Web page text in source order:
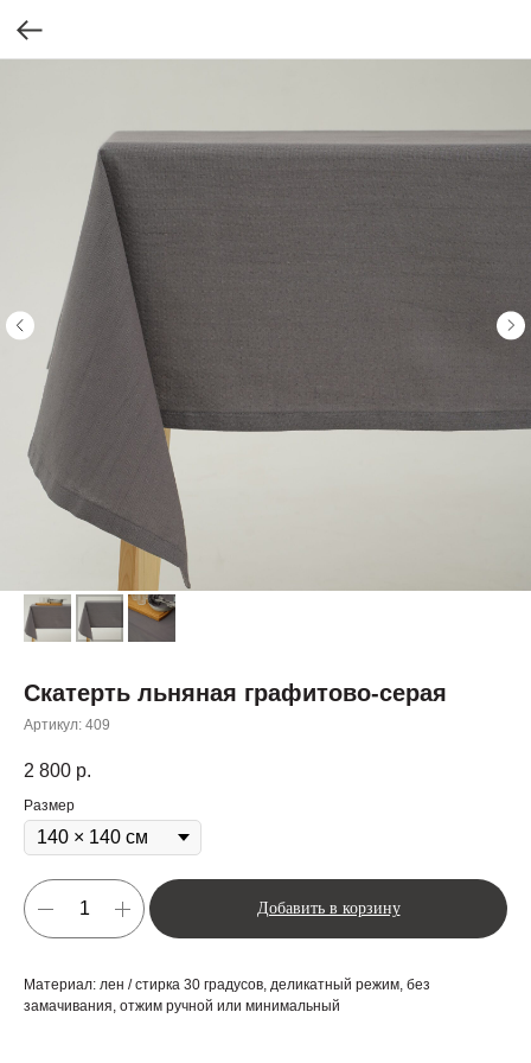
Скатерть льняная графитово-серая
Артикул: 409
2 800 р.
Размер
Добавить в корзину
Материал: лен / стирка 30 градусов, деликатный режим, без
замачивания, отжим ручной или минимальный